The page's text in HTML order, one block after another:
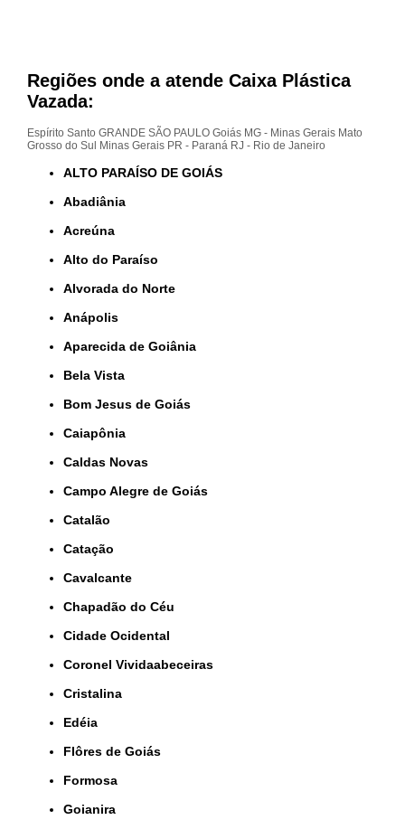
Regiões onde a atende Caixa Plástica
Vazada:
Espírito Santo GRANDE SÃO PAULO Goiás MG - Minas Gerais Mato
Grosso do Sul
Minas Gerais PR - Paraná RJ - Rio de Janeiro
ALTO PARAÍSO DE GOIÁS
Abadiânia
Acreúna
Alto do Paraíso
Alvorada do Norte
Anápolis
Aparecida de Goiânia
Bela Vista
Bom Jesus de Goiás
Caiapônia
Caldas Novas
Campo Alegre de Goiás
Catalão
Catação
Cavalcante
Chapadão do Céu
Cidade Ocidental
Coronel Vividaabeceiras
Cristalina
Edéia
Flôres de Goiás
Formosa
Goianira